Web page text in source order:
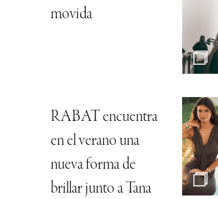
movida
RABAT encuentra
en el verano una
nueva forma de
brillar junto a Tana